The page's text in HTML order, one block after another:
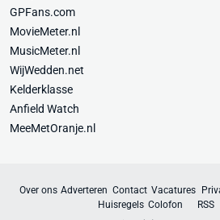
GPFans.com
MovieMeter.nl
MusicMeter.nl
WijWedden.net
Kelderklasse
Anfield Watch
MeeMetOranje.nl
Over ons Adverteren Contact Vacatures
Huisregels Colofon RSS